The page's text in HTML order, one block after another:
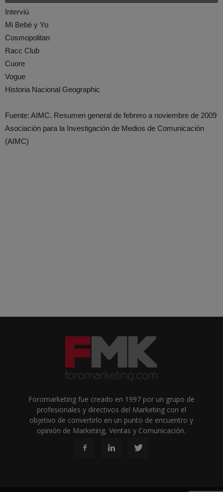
Interviú
Mi Bebé y Yo
Cosmopolitan
Racc Club
Cuore
Vogue
Historia Nacional Geographic
Fuente: AIMC. Resumen general de febrero a noviembre de 2009
Asociación para la Investigación de Medios de Comunicación
(AIMC)
Foromarketing fue creado en 1997 por un grupo de
profesionales y directivos del Marketing con el
objetivo de convertirlo en un punto de encuentro y
opinión de Marketing, Ventas y Comunicación.